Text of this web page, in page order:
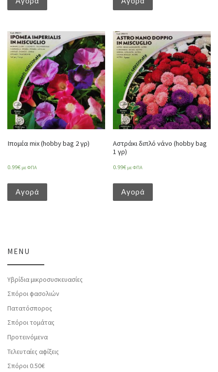
Ιπομέα mix (hobby bag 2 γρ)
0.99€ με ΦΠΑ
Αγορά
Αστράκι διπλό νάνο (hobby bag
1 γρ)
0.99€ με ΦΠΑ
Αγορά
MENU
Υβρίδια μικροσυσκευασίες
Σπόροι φασολιών
Πατατόσπορος
Σπόροι τομάτας
Προτεινόμενα
Τελευταίες αφίξεις
Σπόροι 0.50€